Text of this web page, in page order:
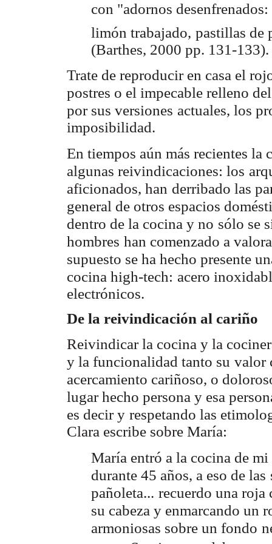
con "adornos
limón trabajado, pastillas de
(Barthes, 2000 pp. 131-133).
Trate de reproducir en casa el
postres o el impecable relleno del
por sus versiones actuales, los
imposibilidad.
En tiempos aún más recientes la
algunas reivindicaciones: los
aficionados, han derribado las
general de otros espacios
dentro de la cocina y no sólo se
hombres han comenzado a
supuesto se ha hecho presente
cocina high-tech: acero
electrónicos.
De la reivindicación al cariño
Reivindicar la cocina y la
y la funcionalidad tanto su valor
acercamiento cariñoso, o
lugar hecho persona y esa
es decir y respetando las
Clara escribe sobre María:
María entró a la cocina de mi
durante 45 años, a eso de las
pañoleta... recuerdo una
su cabeza y enmarcando un
armoniosas sobre un fondo